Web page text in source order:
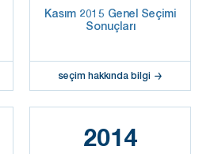
Kasım 2015 Genel Seçimi
Sonuçları
seçim hakkında bilgi
2014